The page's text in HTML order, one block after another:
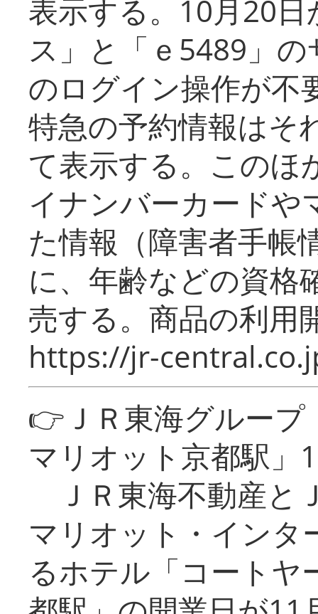
表示する。10月20
ス」と「ｅ5489」
のログイン操作が不
特急の予約情報はそ
て表示する。このほ
イナンバーカードや
た情報（障害者手帳
に、年齢などの資格
売する。商品の利用
https://jr-
👉ＪＲ東海グルー
マリオット京都駅」
ＪＲ東海不動産と
マリオット・インタ
るホテル「コートヤ